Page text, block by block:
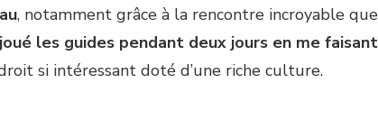
, notamment grâce à la rencontre incroyable que
les guides pendant deux jours en me
si intéressant doté d’une riche culture.